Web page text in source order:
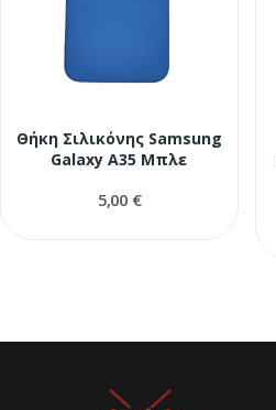
Θήκη Σιλικόνης Samsung
Galaxy A35 Μπλε
5,00 €